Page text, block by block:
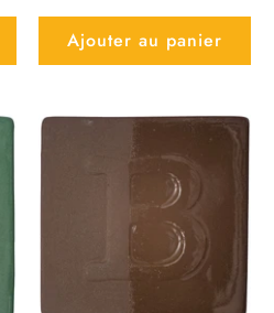
Ajouter au panier